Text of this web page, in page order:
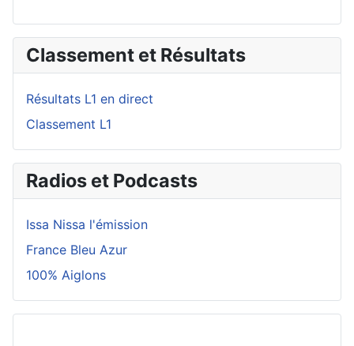
Classement et Résultats
Résultats L1 en direct
Classement L1
Radios et Podcasts
Issa Nissa l'émission
France Bleu Azur
100% Aiglons